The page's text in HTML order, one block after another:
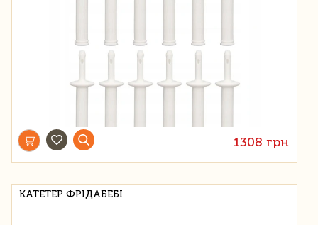
1308 грн
КАТЕТЕР ФРІДАБЕБІ